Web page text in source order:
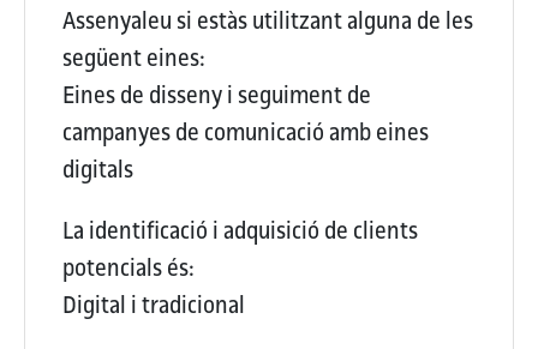
Assenyaleu si estàs utilitzant alguna de les
següent eines:
Eines de disseny i seguiment de
campanyes de comunicació amb eines
digitals
La identificació i adquisició de clients
potencials és:
Digital i tradicional